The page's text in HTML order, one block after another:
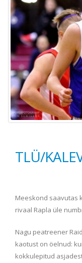
TLÜ/
Meeskond saavutas
rivaal Rapla üle
Nagu peatreener
kaotust on öelnud:
kokkulepitud